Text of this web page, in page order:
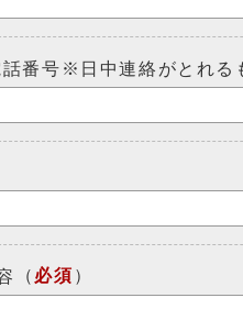
番号※日中連絡がとれる
（ 必須 ）